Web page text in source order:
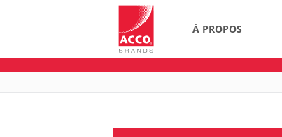
À PROPOS